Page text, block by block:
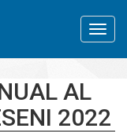
AL
2022